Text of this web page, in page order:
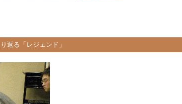
返る「レジェンド」